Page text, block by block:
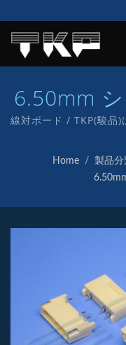
6.50mm
線対ボード / TKP(駿品)
のコネクタメーカーで
ピュータ用のさまざま
のブランド
Home / 製品分